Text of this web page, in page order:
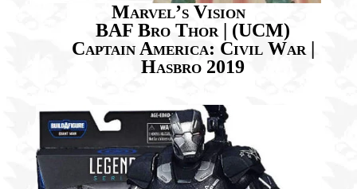
Marvel’s Vision
BAF Bro Thor | (UCM)
Captain America: Civil War |
Hasbro 2019